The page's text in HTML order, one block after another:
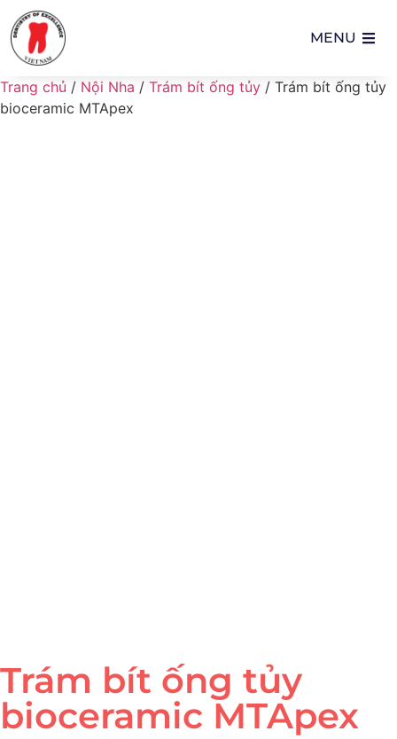
MENU
Trang chủ / Nội Nha / Trám bít ống tủy / Trám bít ống tủy
bioceramic MTApex
Trám bít ống tủy
bioceramic MTApex